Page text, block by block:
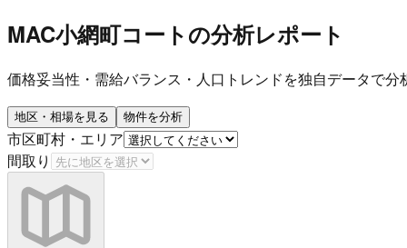
MAC小網町コートの分析レポート
価格妥当性・需給バランス・人口トレンドを独自データで分
地区・相場を見る 物件を分析
市区町村・エリア
間取り